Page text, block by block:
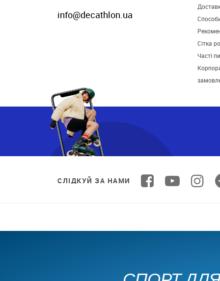
info@decathlon.ua
Сітка
Часті
СЛІДКУЙ ЗА НАМИ